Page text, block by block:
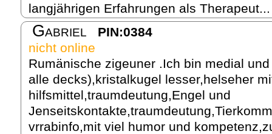
langjährigen Erfahrungen als
Gabriel
PIN:0384
nicht online
Rumänische zigeuner .Ich bin medial
alle decks),kristalkugel lesser,helseher
hilfsmittel,traumdeutung,Engel und
vrrabinfo,mit viel humor und